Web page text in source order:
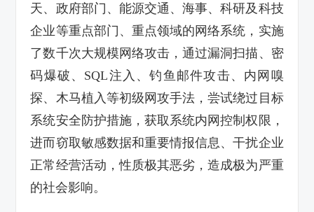
天、政府部门、能源交通、海事、科研及科技
企业等重点部门、重点领域的网络系统，实施
了数千次大规模网络攻击，通过漏洞扫描、密
码爆破、SQL注入、钓鱼邮件攻击、内网嗅
探、木马植入等初级网攻手法，尝试绕过目标
系统安全防护措施，获取系统内网控制权限，
进而窃取敏感数据和重要情报信息、干扰企业
正常经营活动，性质极其恶劣，造成极为严重
的社会影响。